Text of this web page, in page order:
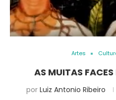
Artes
AS MUITAS
por Luiz Antonio Ribeiro